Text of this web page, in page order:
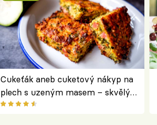
Cukeťák aneb cuketový nákyp na
plech s uzeným masem – skvělý
způsob, jak zpracovat přerostlé